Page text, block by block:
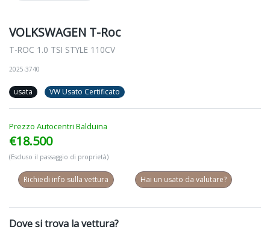
VOLKSWAGEN T-Roc
T-ROC 1.0 TSI STYLE 110CV
2025-3740
usata VW Usato Certificato
Prezzo Autocentri Balduina
€18.500
(Escluso il passaggio di proprietà)
Richiedi info sulla vettura Hai un usato da valutare?
Dove si trova la vettura?